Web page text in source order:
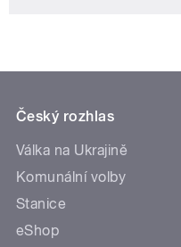
Český rozhlas
Válka na Ukrajině
Komunální volby
Stanice
eShop